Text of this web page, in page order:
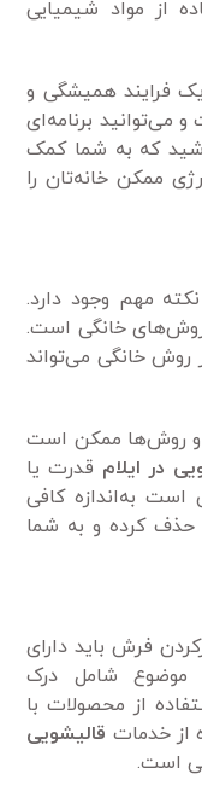
از مواد شیمیایی
یک فرایند همیشگی و
می‌توانید برنامه‌ای
که به شما کمک
ممکن خانه‌تان را
مهم وجود دارد.
روش‌های خانگی است.
روش خانگی می‌تواند
و روش‌ها ممکن است
در ایلام قدرت یا
است به‌اندازه کافی
حذف کرده و به شما
فرش باید دارای
موضوع شامل درک
از محصولات با
از خدمات قالیشویی
است.